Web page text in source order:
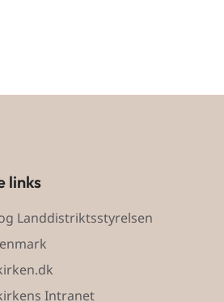
links
Landdistriktsstyrelsen
Intranet